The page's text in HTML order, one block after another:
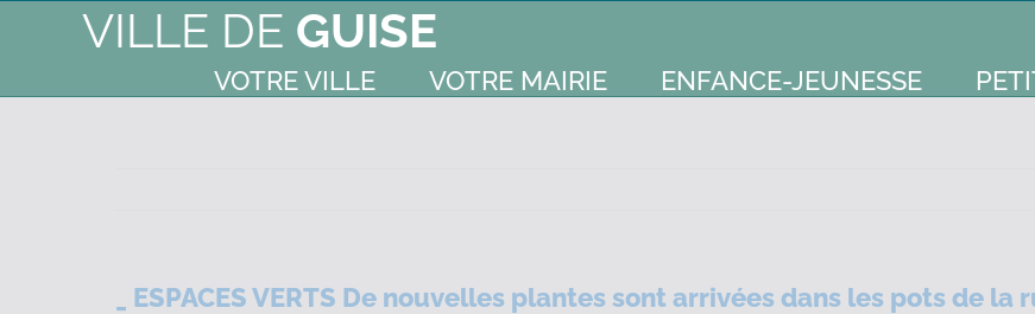
VILLE DE GUISE
VOTRE VILLE VOTRE MAIRIE ENFANCE-JEUNESSE
_ ESPACES VERTS De nouvelles plantes sont arrivées dans les pots de